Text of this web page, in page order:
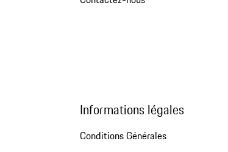
Informations légales
Conditions Générales